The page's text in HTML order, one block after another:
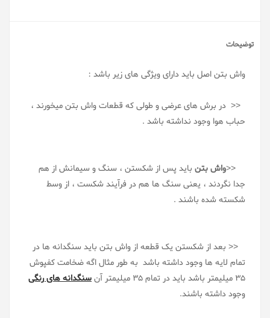
توضیحات
واش بتن اصل باید دارای ویژگی های زیر باشد :
<< در برش های عرضی و طولی که قطعات واش بتن میخورند ،
حباب هوا وجود نداشته باشد .
<<واش بتن باید پس از شکستن ، سنگ و سیمانش از هم
جدا نگردند ، یعنی سنگ ها هم در فرآیند شکست ، از وسط
شکسته شده باشند .
<< بعد از شکستن یک قطعه از واش بتن باید سنگدانه ها در
تمام لایه ها وجود داشته باشد به طور مثال اگه ضخامت کفپوش
35 میلیمتر باشد باید در تمام 35 میلیمتر آن
سنگدانه های رنگی
وجود داشته باشند.